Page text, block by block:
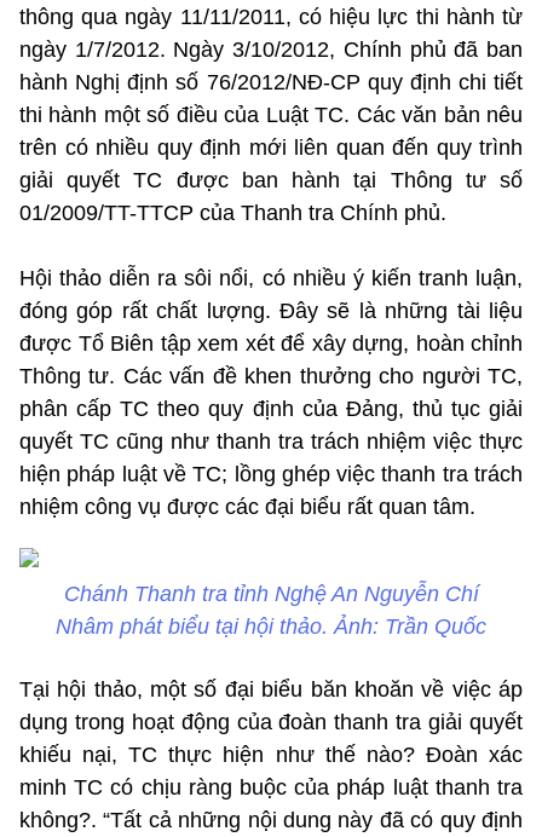
thông qua ngày 11/11/2011, có hiệu lực thi hành từ
ngày 1/7/2012. Ngày 3/10/2012, Chính phủ đã ban
hành Nghị định số 76/2012/NĐ-CP quy định chi tiết
thi hành một số điều của Luật TC. Các văn bản nêu
trên có nhiều quy định mới liên quan đến quy trình
giải quyết TC được ban hành tại Thông tư số
01/2009/TT-TTCP của Thanh tra Chính phủ.
Hội thảo diễn ra sôi nổi, có nhiều ý kiến tranh luận,
đóng góp rất chất lượng. Đây sẽ là những tài liệu
được Tổ Biên tập xem xét để xây dựng, hoàn chỉnh
Thông tư. Các vấn đề khen thưởng cho người TC,
phân cấp TC theo quy định của Đảng, thủ tục giải
quyết TC cũng như thanh tra trách nhiệm việc thực
hiện pháp luật về TC; lồng ghép việc thanh tra trách
nhiệm công vụ được các đại biểu rất quan tâm.
Chánh Thanh tra tỉnh Nghệ An Nguyễn Chí
Nhâm phát biểu tại hội thảo. Ảnh: Trần Quốc
Tại hội thảo, một số đại biểu băn khoăn về việc áp
dụng trong hoạt động của đoàn thanh tra giải quyết
khiếu nại, TC thực hiện như thế nào? Đoàn xác
minh TC có chịu ràng buộc của pháp luật thanh tra
không?. “Tất cả những nội dung này đã có quy định